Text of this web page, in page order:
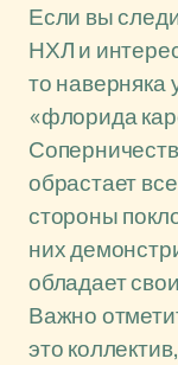
Если вы
НХЛ и
то наверняка
«флорида
обрастает
стороны
них
обладает
Важно
это